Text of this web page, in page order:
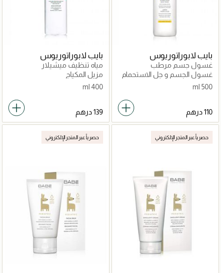
بايب لابوراتوريوس
غسول جسم مرطب
غسول الجسم و جل الاستحمام
500 ml
بايب لابوراتوريوس
مياه تنظيف ميشيلار
مزيل المكياج
400 ml
حصرياً عبر المتجر الإلكتروني حصرياً عبر المتجر الإلكتروني